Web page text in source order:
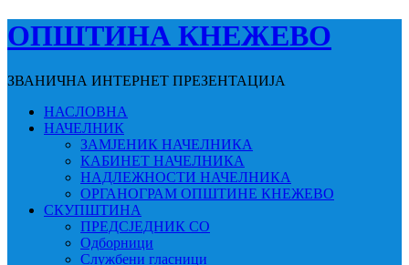
ОПШТИНА КНЕЖЕВО
ЗВАНИЧНА ИНТЕРНЕТ ПРЕЗЕНТАЦИЈА
НАСЛОВНА
НАЧЕЛНИК
ЗАМЈЕНИК НАЧЕЛНИКА
КАБИНЕТ НАЧЕЛНИКА
НАДЛЕЖНОСТИ НАЧЕЛНИКА
ОРГАНОГРАМ ОПШТИНЕ КНЕЖЕВО
СКУПШТИНА
ПРЕДСЈЕДНИК СО
Одборници
Службени гласници